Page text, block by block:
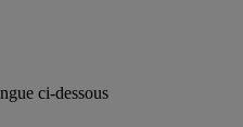
ci-dessous